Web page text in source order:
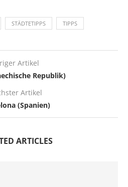
STÄDTETIPPS TIPPS
Artikel
Republik)
Artikel
(Spanien)
ARTICLES